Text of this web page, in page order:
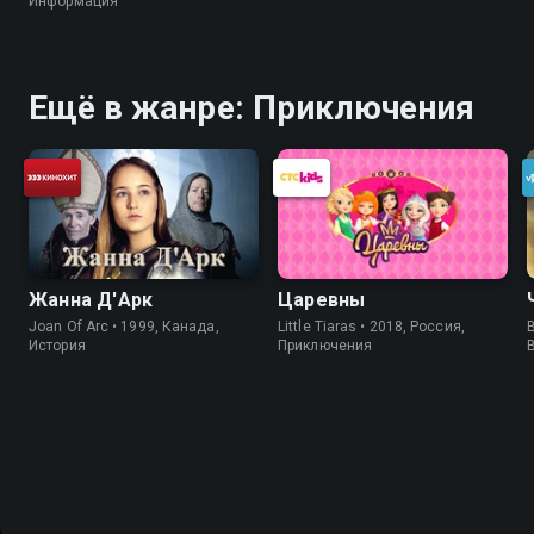
Ещё в жанре: Приключения
Жанна Д'Арк
Joan Of Arc • 1999, Канада,
История
Царевны
Little Tiaras • 2018, Россия,
Приключения